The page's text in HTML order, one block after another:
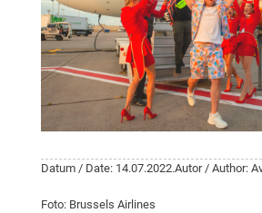
Datum / Date: 14.07.2022.Autor / Author:
Foto: Brussels Airlines